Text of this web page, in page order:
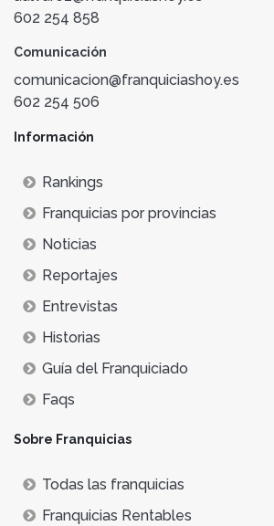
602 254 858
Comunicación
comunicacion@franquiciashoy.es
602 254 506
Información
Rankings
Franquicias por provincias
Noticias
Reportajes
Entrevistas
Historias
Guía del Franquiciado
Faqs
Sobre Franquicias
Todas las franquicias
Franquicias Rentables